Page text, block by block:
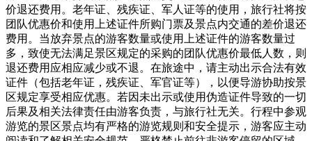
价退还费用。老年证、残疾证、军人证等的使用，旅行社将按
团队优惠价和使用上述证件所购门票及景点内交通的差价退还
费用。当放弃景点的游客数量或使用上述证件的游客数量过
多，致使无法满足景区规定的采购的团队优惠价最低人数，则
退还费用应相应减少或不退。在旅途中，请主动出示合法有效
证件（包括老年证，残疾证、军官证等），以便导游协助按景
区规定享受相应优惠。若因未出示或使用伪造证件导致的一切
后果及相关法律责任由游客负责，与旅行社无关。行程中参观
游览的景区景点均有严格的游览规则和安全提示，游客应主动